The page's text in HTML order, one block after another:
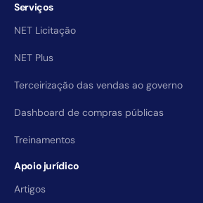
Serviços
NET Licitação
NET Plus
Terceirização das vendas ao governo
Dashboard de compras públicas
Treinamentos
Apoio jurídico
Artigos